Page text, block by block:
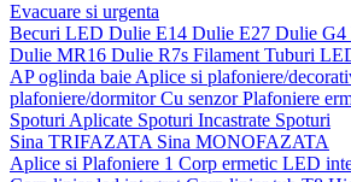
Evacuare si urgenta
Becuri LED Dulie E14 Dulie E27 Dulie G4
Dulie MR16 Dulie R7s Filament Tuburi
AP oglinda baie Aplice si plafoniere/
plafoniere/dormitorCu senzorPlafoniere
Spoturi Aplicate Spoturi Incastrate Spoturi
Sina TRIFAZATA Sina MONOFAZATA
Aplice si Plafoniere 1 Corp ermetic LED